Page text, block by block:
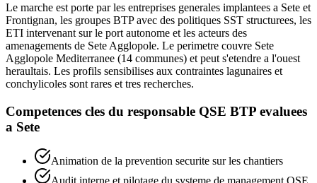
Le marche est porte par les entreprises generales implantees a Sete et
Frontignan, les groupes BTP avec des politiques SST structurees, les
ETI intervenant sur le port autonome et les acteurs des
amenagements de Sete Agglopole. Le perimetre couvre Sete
Agglopole Mediterranee (14 communes) et peut s'etendre a l'ouest
heraultais. Les profils sensibilises aux contraintes lagunaires et
conchylicoles sont rares et tres recherches.
Competences cles du responsable QSE BTP evaluees
a Sete
Animation de la prevention securite sur les chantiers